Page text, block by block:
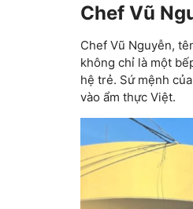
Chef Vũ
Chef Vũ Nguyễn,
không chỉ là một
hệ trẻ. Sứ mệnh
vào ẩm thực Việt.